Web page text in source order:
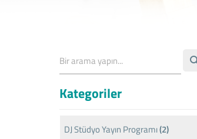
Kategoriler
DJ Stüdyo Yayın Programı(2)